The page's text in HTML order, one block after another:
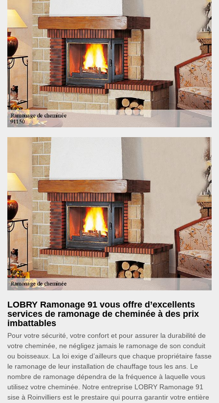
LOBRY Ramonage 91 vous offre d’excellents
services de ramonage de cheminée à des prix
imbattables
Pour votre sécurité, votre confort et pour assurer la durabilité de
votre cheminée, ne négligez jamais le ramonage de son conduit
ou boisseaux. La loi exige d’ailleurs que chaque propriétaire fasse
le ramonage de leur installation de chauffage tous les ans. Le
nombre de ramonage dépendra de la fréquence à laquelle vous
utilisez votre cheminée. Notre entreprise LOBRY Ramonage 91
sise à Roinvilliers est le prestaire qui pourra garantir votre entière